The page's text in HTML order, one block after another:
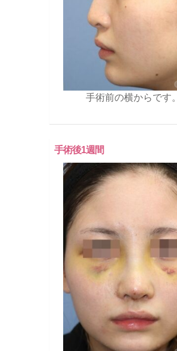
手術前の横からです。
手術後1週間